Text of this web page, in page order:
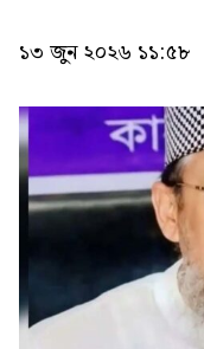
১৩ জুন ২০২৬ ১১:৫৮